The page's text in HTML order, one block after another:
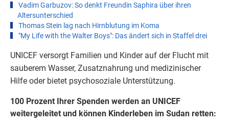
Vadim Garbuzov: So denkt Freundin Saphira über ihren
Altersunterschied
Thomas Stein lag nach Hirnblutung im Koma
"My Life with the Walter Boys": Das ändert sich in Staffel drei
UNICEF versorgt Familien und Kinder auf der Flucht mit
sauberem Wasser, Zusatznahrung und medizinischer
Hilfe oder bietet psychosoziale Unterstützung.
100 Prozent Ihrer Spenden werden an UNICEF
weitergeleitet und können Kinderleben im Sudan retten: